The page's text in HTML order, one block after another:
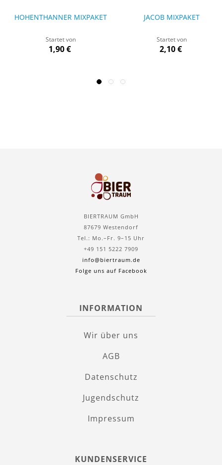
HOHENTHANNER MIXPAKET
Startet von
1,90 €
JACOB MIXPAKET
Startet von
2,10 €
BIERTRAUM GmbH
87679 Westendorf
Tel.: Mo.–Fr. 9–15 Uhr
+49 151 5222 7909
info@biertraum.de
Folge uns auf Facebook
INFORMATION
Wir über uns
AGB
Datenschutz
Jugendschutz
Impressum
KUNDENSERVICE